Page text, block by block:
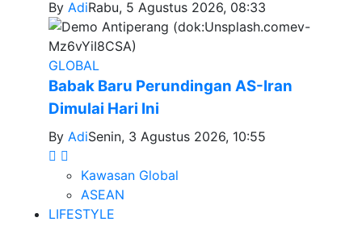
By AdiRabu, 5 Agustus 2026, 08:33
GLOBAL
Babak Baru Perundingan AS-Iran
Dimulai Hari Ini
By AdiSenin, 3 Agustus 2026, 10:55
Kawasan Global
ASEAN
LIFESTYLE